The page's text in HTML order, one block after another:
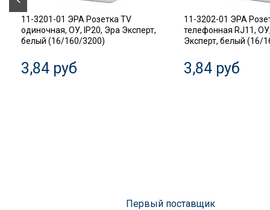
11-3201-01 ЭРА Розетка TV
одиночная, ОУ, IP20, Эра Эксперт,
белый (16/160/3200)
3,84 руб
11-3202-01 ЭРА
телефонная RJ11,
Эксперт, белый (16/
3,84 руб
Первый поставщик